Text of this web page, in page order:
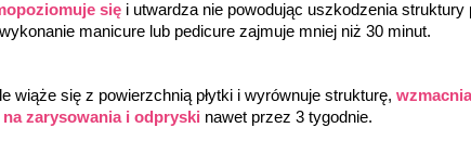
się i utwardza nie powodując uszkodzenia
wykonanie manicure lub pedicure zajmuje mniej niż 30 minut.
wiąże się z powierzchnią płytki i wyrównuje strukturę,
zarysowania i odpryski nawet przez 3 tygodnie.